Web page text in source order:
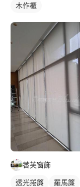
木作櫃
莕芙窗飾
透光捲簾 羅馬簾